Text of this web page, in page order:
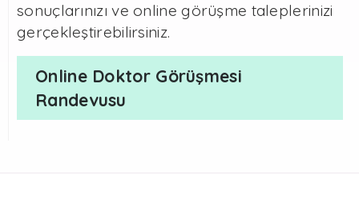
sonuçlarınızı ve online görüşme taleplerinizi
gerçekleştirebilirsiniz.
Online Doktor Görüşmesi
Randevusu